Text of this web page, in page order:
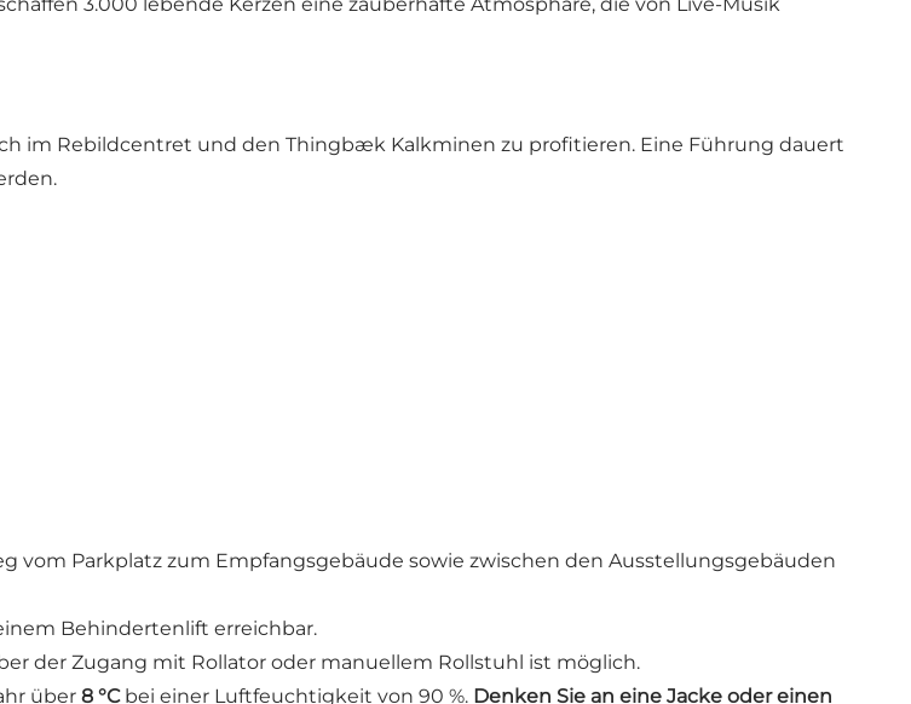
3.000 lebende Kerzen eine zauberhafte Atmosphäre, die von Live-Musik
im Rebildcentret und den Thingbæk Kalkminen zu profitieren. Eine Führung dauert
vom Parkplatz zum Empfangsgebäude sowie zwischen den Ausstellungsgebäuden
Behindertenlift erreichbar.
der Zugang mit Rollator oder manuellem Rollstuhl ist möglich.
über 8 °Cbei einer Luftfeuchtigkeit von 90 %. Denken Sie an eine Jacke oder einen